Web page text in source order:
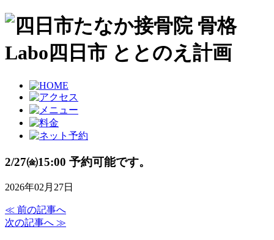
2/27㈮15:00 予約可能です。
2026年02月27日
≪ 前の記事へ
次の記事へ ≫